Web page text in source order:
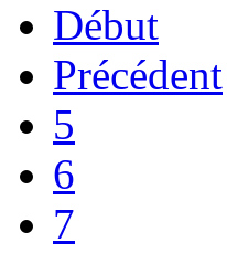
Début
Précédent
5
6
7